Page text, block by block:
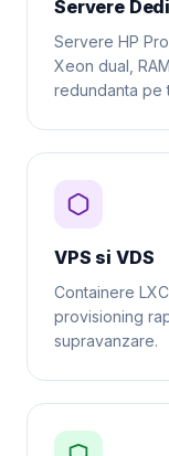
Servere
Servere HP
Xeon dual,
redundanta pe
VPS si VDS
Containere
provisioning
supravanzare.